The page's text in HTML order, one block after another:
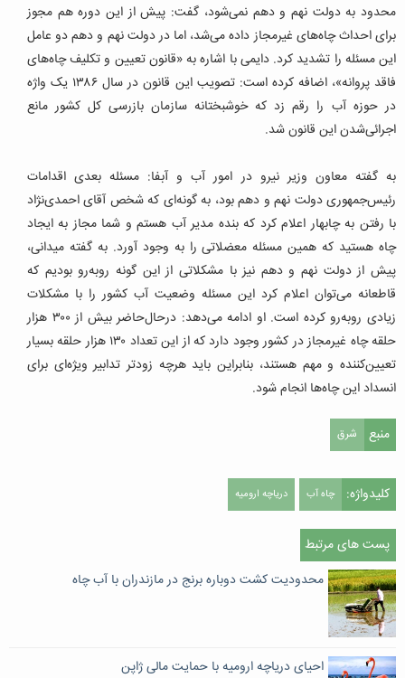
محدود به دولت نهم و دهم نمی‌شود، گفت: پیش از این دوره هم مجوز
برای احداث چاه‌های غیرمجاز داده می‌شد، اما در دولت نهم و دهم دو عامل
این مسئله را تشدید کرد. دایمی با اشاره به «قانون تعیین و تکلیف چاه‌های
فاقد پروانه»، اضافه کرده است: تصویب این قانون در سال ۱۳۸۶ یک واژه
در حوزه آب را رقم زد که خوشبختانه سازمان بازرسی کل کشور مانع
اجرائی‌شدن این قانون شد.
به گفته معاون وزیر نیرو در امور آب و آبفا: مسئله بعدی اقدامات
رئیس‌جمهوری دولت نهم و دهم بود، به گونه‌ای که شخص آقای احمدی‌نژاد
با رفتن به چابهار اعلام کرد که بنده مدیر آب هستم و شما مجاز به ایجاد
چاه هستید که همین مسئله معضلاتی را به وجود آورد. به گفته میدانی،
پیش از دولت نهم و دهم نیز با مشکلاتی از این‌ گونه روبه‌رو بودیم که
قاطعانه می‌توان اعلام کرد این مسئله وضعیت آب کشور را با مشکلات
زیادی روبه‌رو کرده است. او ادامه می‌دهد: درحال‌حاضر بیش از ۳۰۰‌ هزار
حلقه چاه غیرمجاز در کشور وجود دارد که از این تعداد ۱۳۰‌ هزار حلقه بسیار
تعیین‌کننده و مهم هستند، بنابراين باید هرچه زودتر تدابیر ویژه‌ای برای
انسداد این چاه‌ها انجام شود.
منبع شرق
کلیدواژه: چاه آب دریاچه ارومیه
پست های مرتبط
محدودیت کشت دوباره برنج در مازندران با آب چاه
احیای دریاچه ارومیه با حمایت مالی ژاپن